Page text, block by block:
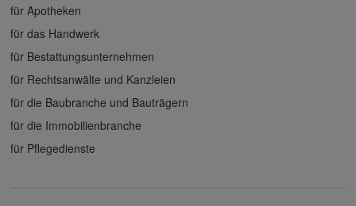
für Apotheken
für das Handwerk
für Bestattungsunternehmen
für Rechtsanwälte und Kanzleien
für die Baubranche und Bauträgern
für die Immobilienbranche
für Pflegedienste